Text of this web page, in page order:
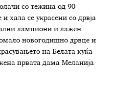
со тежина од 90
хала се украсени со дрвја
лампиони и лажен
новогодишно дрвце и
на Белата куќа
првата дама Меланија